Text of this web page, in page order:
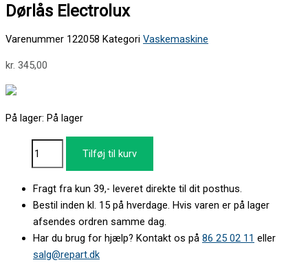
Dørlås Electrolux
Varenummer 122058 Kategori Vaskemaskine
kr. 345,00
På lager: På lager
Tilføj til kurv
Fragt fra kun 39,- leveret direkte til dit posthus.
Bestil inden kl. 15 på hverdage. Hvis varen er på lager
afsendes ordren samme dag.
Har du brug for hjælp? Kontakt os på 86 25 02 11 eller
salg@repart.dk